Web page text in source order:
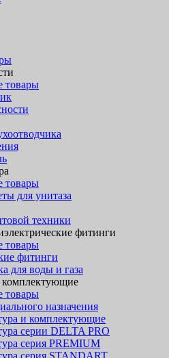
товары
товары
для унитаза
техники
фитинги
товары
фитинги
для воды и газа
комплектующие
товары
назначения
и комплектующие
серии DELTA PRO
серия PREMIUM
серия STANDART